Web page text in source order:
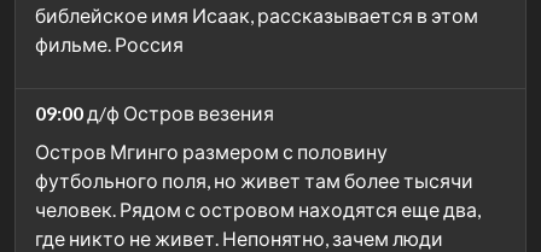
библейское имя Исаак, рассказывается в этом
фильме. Россия
09:00д/ф Остров везения
Остров Мгинго размером с половину
футбольного поля, но живет там более тысячи
человек. Рядом с островом находятся еще два,
где никто не живет. Непонятно, зачем люди